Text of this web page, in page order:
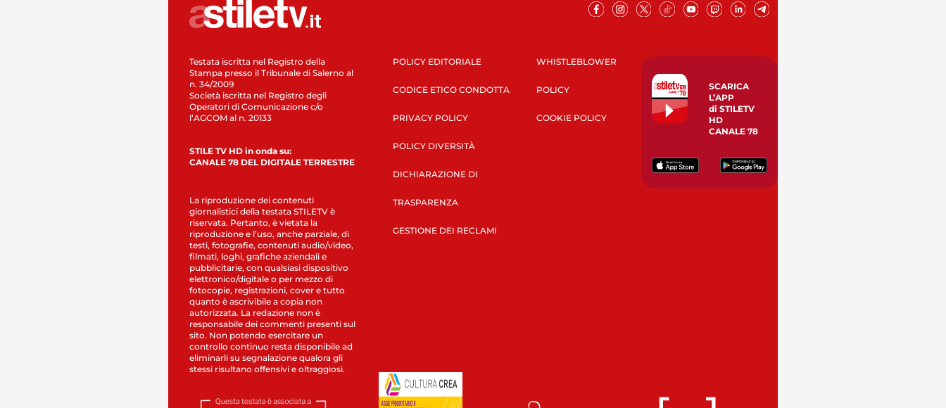
Testata iscritta nel Registro della
Stampa presso il Tribunale di Salerno al
n. 34/2009
Società iscritta nel Registro degli
Operatori di Comunicazione c/o
l’AGCOM al n. 20133
STILE TV HD in onda su:
CANALE 78 DEL DIGITALE TERRESTRE
La riproduzione dei contenuti
giornalistici della testata STILETV è
riservata. Pertanto, è vietata la
riproduzione e l’uso, anche parziale, di
testi, fotografie, contenuti audio/video,
filmati, loghi, grafiche aziendali e
pubblicitarie, con qualsiasi dispositivo
elettronico/digitale o per mezzo di
fotocopie, registrazioni, cover e tutto
quanto è ascrivibile a copia non
autorizzata. La redazione non è
responsabile dei commenti presenti sul
sito. Non potendo esercitare un
controllo continuo resta disponibile ad
eliminarli su segnalazione qualora gli
stessi risultano offensivi e oltraggiosi.
POLICY EDITORIALE
CODICE ETICO CONDOTTA
PRIVACY POLICY
POLICY DIVERSITÀ
DICHIARAZIONE DI
TRASPARENZA
GESTIONE DEI RECLAMI
WHISTLEBLOWER
POLICY
COOKIE POLICY
SCARICA
L’APP
di STILETV
HD
CANALE 78